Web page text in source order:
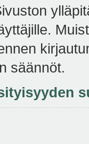
säännöt.